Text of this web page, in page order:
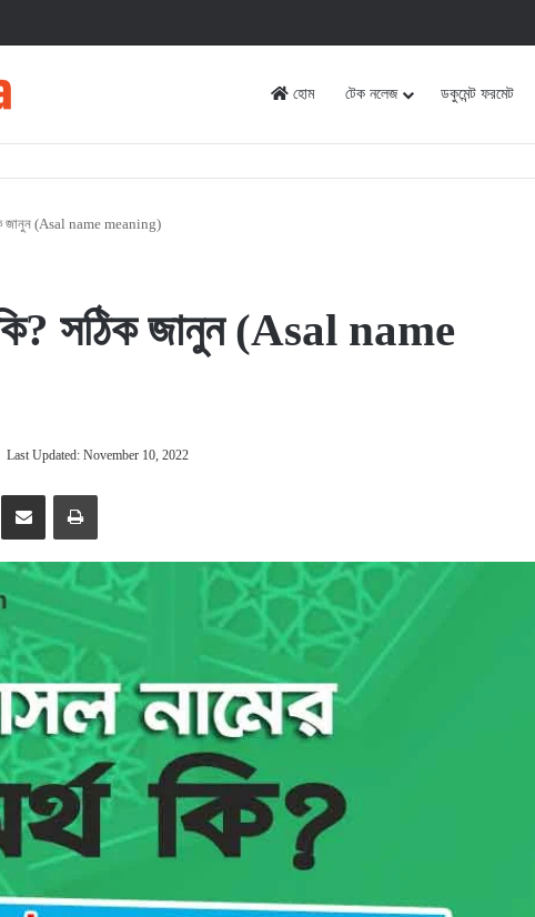
হোম টেক নলেজ ডকুমেন্ট ফরমেট
জানুন (Asal name meaning)
সঠিক জানুন (Asal name
Last Updated: November 10, 2022
Share via Email Print